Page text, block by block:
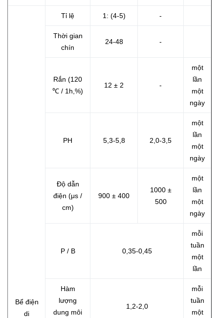
Bể điện
di
Tỉ lệ 1: (4-5) -
Thời gian
chín
24-48 -
Rắn (120
℃ / 1h,%)
12 ± 2 -
một
lần
một
ngày
PH 5,3-5,8 2,0-3,5
một
lần
một
ngày
Độ dẫn
điện (μs /
cm)
900 ± 400
1000 ±
500
một
lần
một
ngày
P / B 0,35-0,45
mỗi
tuần
một
lần
Hàm
lượng
dung môi
1,2-2,0
mỗi
tuần
một